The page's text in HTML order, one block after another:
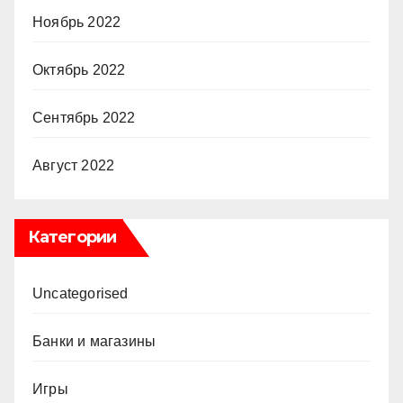
Ноябрь 2022
Октябрь 2022
Сентябрь 2022
Август 2022
Категории
Uncategorised
Банки и магазины
Игры